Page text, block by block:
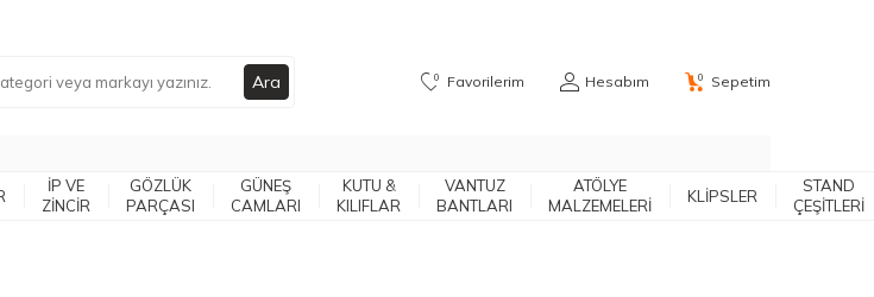
Ara 0 Favorilerim Hesabım 0 Sepetim
İP VE
ZİNCİR
GÖZLÜK
PARÇASI
GÜNEŞ
CAMLARI
KUTU &
KILIFLAR
VANTUZ
BANTLARI
ATÖLYE
MALZEMELERİ
KLIPSLER
STAND
ÇEŞITLERI